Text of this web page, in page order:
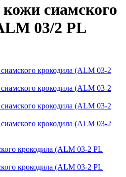
сиамского
03/2 PL